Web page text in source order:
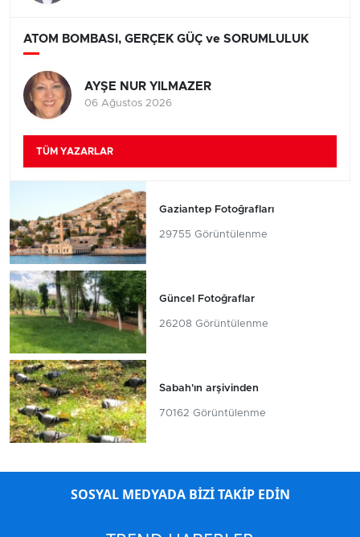
ATOM BOMBASI, GERÇEK GÜÇ ve SORUMLULUK
AYŞE NUR YILMAZER
06 Ağustos 2026
TÜM YAZARLAR
Gaziantep Fotoğrafları
29755 Görüntülenme
Güncel Fotoğraflar
26208 Görüntülenme
Sabah'ın arşivinden
70162 Görüntülenme
SOSYAL MEDYADA BİZİ TAKİP EDİN